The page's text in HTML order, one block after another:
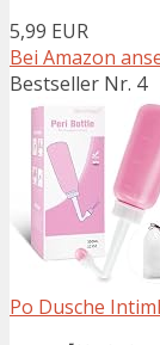
5,99 EUR
Bei Amazon
Bestseller Nr. 4
Po Dusche